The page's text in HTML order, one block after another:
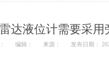
达液位计需要采用
编辑： 来源： 发布日期：